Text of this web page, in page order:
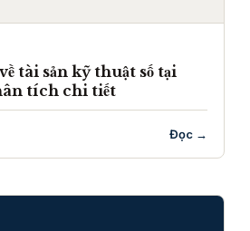
tài sản kỹ thuật số tại
tích chi tiết
Đọc →